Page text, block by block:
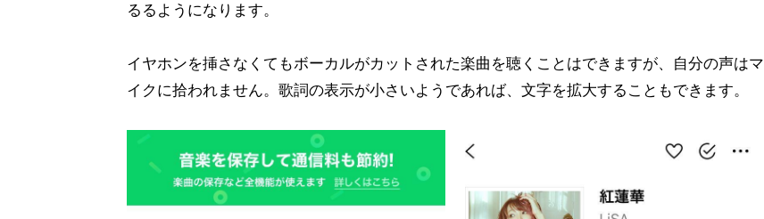
るるようになります。
イヤホンを挿さなくてもボーカルがカットされた楽曲を聴くことはできますが、自分の声はマ
イクに拾われません。歌詞の表示が小さいようであれば、文字を拡大することもできます。